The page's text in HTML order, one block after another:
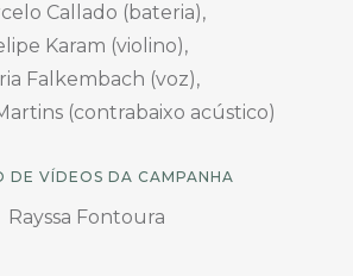
Callado (bateria),
Karam (violino),
Falkembach (voz),
(contrabaixo acústico)
DE VÍDEOS DA CAMPANHA
Rayssa Fontoura